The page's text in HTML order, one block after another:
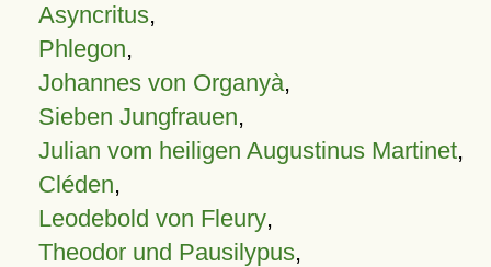
Asyncritus,
Phlegon,
Johannes von Organyà,
Sieben Jungfrauen,
Julian vom heiligen Augustinus Martinet,
Cléden,
Leodebold von Fleury,
Theodor und Pausilypus,